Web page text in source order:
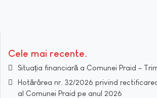
Cele mai recente
Situația financiară a Comunei Praid –
Hotărârea nr. 32/2026 privind
al Comunei Praid pe anul 2026